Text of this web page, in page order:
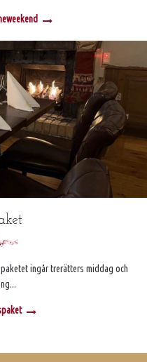
ingår trerätters middag och